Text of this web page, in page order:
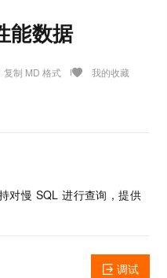
能数据
复制 MD 格式 我的收藏
对慢 SQL 进行查询，提供
调试
和视频生成
上边界网络安全防护产品
兽帕鲁游戏服务器
剧创作，剧本、分镜、视频高效生成
，一键激活高效办公新体验
计划
计划
伙伴